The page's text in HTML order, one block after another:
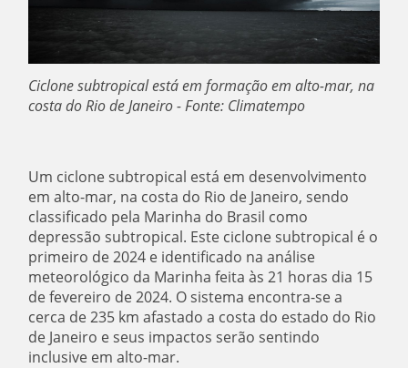
Ciclone subtropical está em formação em alto-mar, na
costa do Rio de Janeiro - Fonte: Climatempo
Um ciclone subtropical está em desenvolvimento
em alto-mar, na costa do Rio de Janeiro, sendo
classificado pela Marinha do Brasil como
depressão subtropical. Este ciclone subtropical é o
primeiro de 2024 e identificado na análise
meteorológico da Marinha feita às 21 horas dia 15
de fevereiro de 2024. O sistema encontra-se a
cerca de 235 km afastado a costa do estado do Rio
de Janeiro e seus impactos serão sentindo
inclusive em alto-mar.